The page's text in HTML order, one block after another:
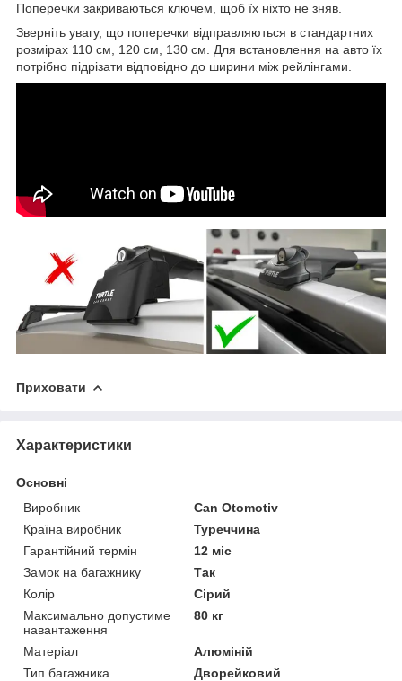
Поперечки закриваються ключем, щоб їх ніхто не зняв.
Зверніть увагу, що поперечки відправляються в стандартних
розмірах 110 см, 120 см, 130 см. Для встановлення на авто їх
потрібно підрізати відповідно до ширини між рейлінгами.
Приховати
Характеристики
Основні
Виробник
Can Otomotiv
Країна виробник
Туреччина
Гарантійний термін
12 міс
Замок на багажнику
Так
Колір
Сірий
Максимально допустиме
навантаження
80 кг
Матеріал
Алюміній
Тип багажника
Дворейковий